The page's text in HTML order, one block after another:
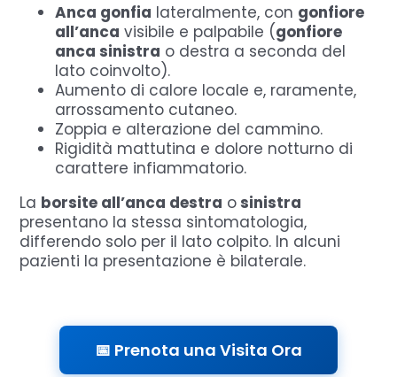
Anca gonfia lateralmente, con gonfiore
all’anca visibile e palpabile (gonfiore
anca sinistra o destra a seconda del
lato coinvolto).
Aumento di calore locale e, raramente,
arrossamento cutaneo.
Zoppia e alterazione del cammino.
Rigidità mattutina e dolore notturno di
carattere infiammatorio.
La borsite all’anca destra osinistra
presentano la stessa sintomatologia,
differendo solo per il lato colpito. In alcuni
pazienti la presentazione è bilaterale.
📅 Prenota una Visita Ora